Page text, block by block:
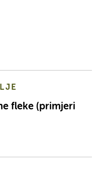
fleke (primjeri